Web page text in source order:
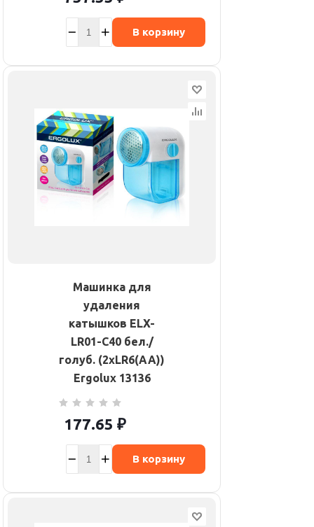
В корзину
Машинка для
удаления
катышков ELX-
LR01-C40 бел./
голуб. (2хLR6(AA))
Ergolux 13136
177.65 ₽
В корзину